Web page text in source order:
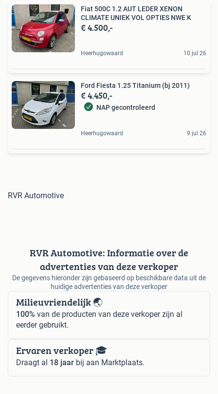
Fiat 500C 1.2 AUT LEDER XENON
CLIMATE UNIEK VOL OPTIES NWE K
€ 4.500,-
Heerhugowaard 10 jul 26
Ford Fiesta 1.25 Titanium (bj 2011)
€ 4.450,-
NAP gecontroleerd
Heerhugowaard 9 jul 26
RVR Automotive
RVR Automotive: Informatie over de
advertenties van deze verkoper
De gegevens hieronder zijn gebaseerd op beschikbare data uit de
huidige advertenties van deze verkoper
Milieuvriendelijk 🌏
100% van de producten van deze verkoper zijn al
eerder gebruikt.
Ervaren verkoper 🎓
Draagt al 18 jaar bij aan Marktplaats.